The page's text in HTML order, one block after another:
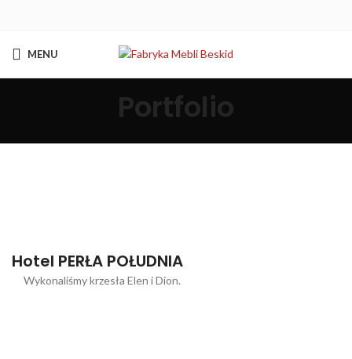
MENU
Portfolio
Hotel PERŁA POŁUDNIA
Wykonaliśmy krzesła Elen i Dion.